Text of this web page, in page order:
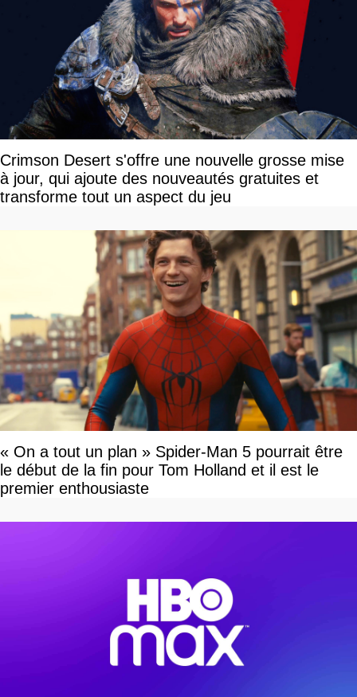
Crimson Desert s'offre une nouvelle grosse mise
à jour, qui ajoute des nouveautés gratuites et
transforme tout un aspect du jeu
« On a tout un plan » Spider-Man 5 pourrait être
le début de la fin pour Tom Holland et il est le
premier enthousiaste